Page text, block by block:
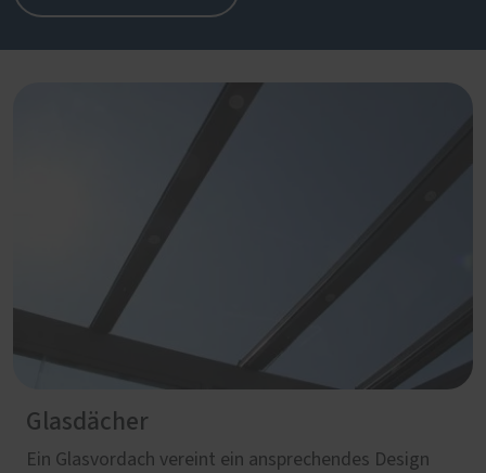
Glasdächer
Ein Glasvordach vereint ein ansprechendes Design